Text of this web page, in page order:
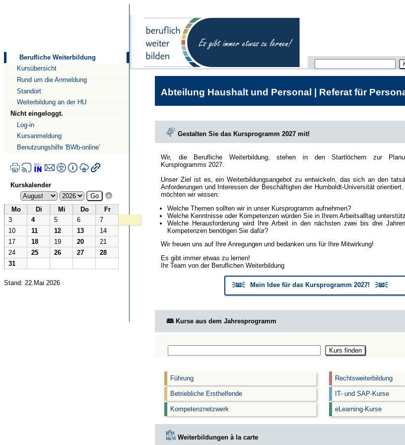
Berufliche Weiterbildung
Kursübersicht
Rund um die Anmeldung
Standort
Weiterbildung an der HU
Nicht eingeloggt.
Log-in
Kursanmeldung
Benutzungshilfe 'BWb-online'
Kurskalender
Mo Di Mi Do
Fr
3
4 5 6
7
10
11 12 13
14
17
18 19 20
21
24
25 26 27
28
31
Stand: 22.Mai 2026
Abteilung Haushalt und Personal | Referat für
Gestalten Sie das Kursprogramm 2027 mit!
Wir, die Berufliche Weiterbildung, stehen in den Startlöchern zur
Kursprogramms 2027.
Unser Ziel ist es, ein Weiterbildungsangebot zu entwickeln, das sich an den
Anforderungen und Interessen der Beschäftigten der Humboldt-Universität
möchten wir wissen:
Welche Themen sollten wir in unser Kursprogramm aufnehmen?
Welche Kenntnisse oder Kompetenzen würden Sie in Ihrem Arbeitsalltag
Welche Herausforderung wird Ihre Arbeit in den nächsten zwei bis drei
Kompetenzen benötigen Sie dafür?
Wir freuen uns auf Ihre Anregungen und bedanken uns für Ihre Mitwirkung!
Es gibt immer etwas zu lernen!
Ihr Team von der Beruflichen Weiterbildung
🗦📧🗧 Mein Idee für das Kursprogramm 2027! 🗦📧🗧
🕮 Kurse aus dem Jahresprogramm
Führung
Betriebliche Ersthelfende
Kompetenznetzwerk
Rechtsweiterbildung
IT- und SAP-Kurse
eLearning-Kurse
Weiterbildungen à la carte